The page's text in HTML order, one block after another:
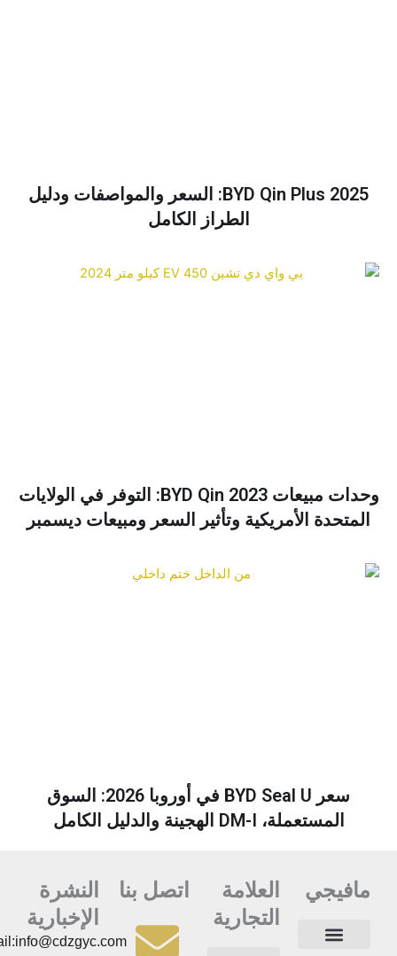
BYD Qin Plus 2025: السعر والمواصفات ودليل
الطراز الكامل
وحدات مبيعات BYD Qin 2023: التوفر في الولايات
المتحدة الأمريكية وتأثير السعر ومبيعات ديسمبر
سعر BYD Seal U في أوروبا 2026: السوق
المستعملة، DM-I الهجينة والدليل الكامل
مافيجي
العلامة
التجارية
اتصل بنا
Email:info@cdzgyc.com
النشرة
الإخبارية